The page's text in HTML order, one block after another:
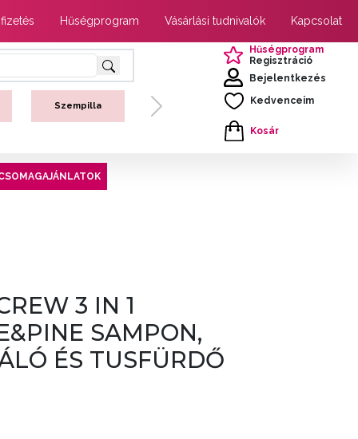
Hűségprogram Vásárlási tudnivalók Kapcsolat
Szempilla
Next
Hűségprogram
Regisztráció
Bejelentkezés
Kedvenceim
Kosár
3 IN 1
SAMPON,
ÉS TUSFÜRDŐ